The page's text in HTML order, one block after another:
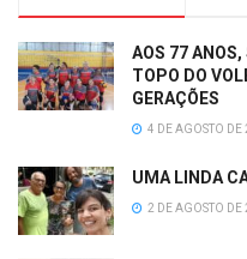
AOS 77 ANOS,
TOPO DO
GERAÇÕES
4 DE AGOSTO DE
UMA LINDA
2 DE AGOSTO DE